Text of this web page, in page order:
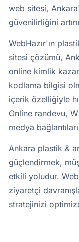
web sitesi,
güvenilirliğini
WebHazır'ın
sitesi çözümü,
online kimlik
kodlama bilgisi
içerik özelliğiyle
Online randevu,
medya
Ankara plastik &
güçlendirmek,
etkili yoludur.
ziyaretçi
stratejinizi